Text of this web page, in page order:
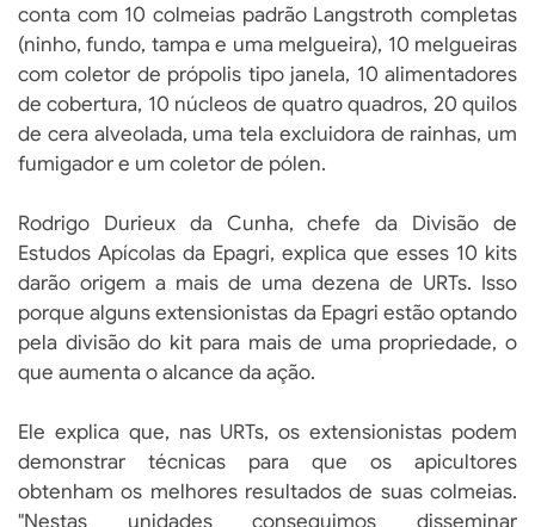
conta com 10 colmeias padrão Langstroth completas
(ninho, fundo, tampa e uma melgueira), 10 melgueiras
com coletor de própolis tipo janela, 10 alimentadores
de cobertura, 10 núcleos de quatro quadros, 20 quilos
de cera alveolada, uma tela excluidora de rainhas, um
fumigador e um coletor de pólen.
Rodrigo Durieux da Cunha, chefe da Divisão de
Estudos Apícolas da Epagri, explica que esses 10 kits
darão origem a mais de uma dezena de URTs. Isso
porque alguns extensionistas da Epagri estão optando
pela divisão do kit para mais de uma propriedade, o
que aumenta o alcance da ação.
Ele explica que, nas URTs, os extensionistas podem
demonstrar técnicas para que os apicultores
obtenham os melhores resultados de suas colmeias.
"Nestas unidades conseguimos disseminar